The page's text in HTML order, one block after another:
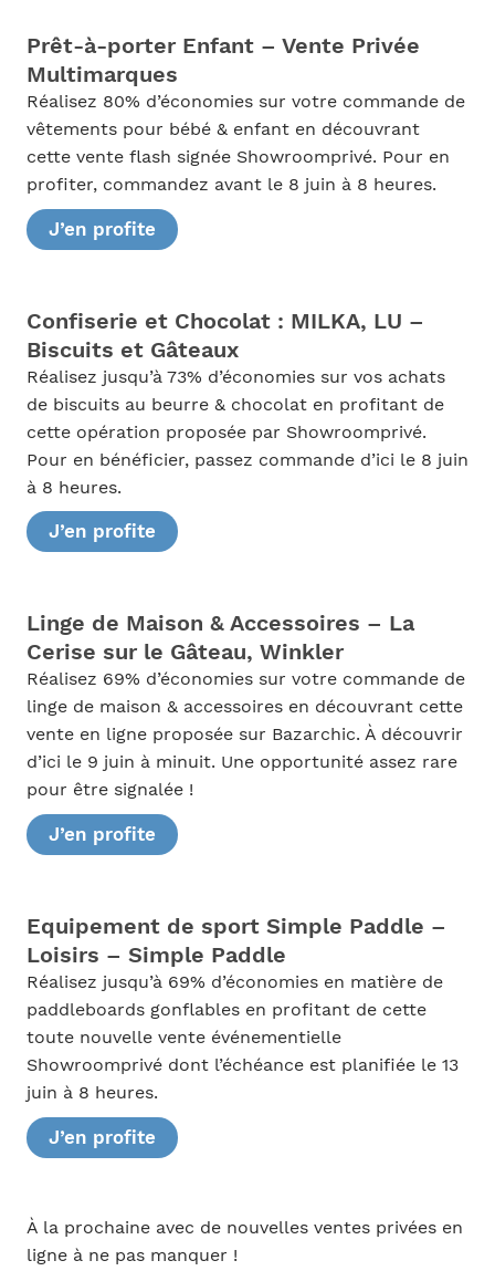
Prêt-à-porter Enfant – Vente Privée
Multimarques
Réalisez 80% d’économies sur votre commande de
vêtements pour bébé & enfant en découvrant
cette vente flash signée Showroomprivé. Pour en
profiter, commandez avant le 8 juin à 8 heures.
J’en profite
Confiserie et Chocolat : MILKA, LU –
Biscuits et Gâteaux
Réalisez jusqu’à 73% d’économies sur vos achats
de biscuits au beurre & chocolat en profitant de
cette opération proposée par Showroomprivé.
Pour en bénéficier, passez commande d’ici le 8 juin
à 8 heures.
J’en profite
Linge de Maison & Accessoires – La
Cerise sur le Gâteau, Winkler
Réalisez 69% d’économies sur votre commande de
linge de maison & accessoires en découvrant cette
vente en ligne proposée sur Bazarchic. À découvrir
d’ici le 9 juin à minuit. Une opportunité assez rare
pour être signalée !
J’en profite
Equipement de sport Simple Paddle –
Loisirs – Simple Paddle
Réalisez jusqu’à 69% d’économies en matière de
paddleboards gonflables en profitant de cette
toute nouvelle vente événementielle
Showroomprivé dont l’échéance est planifiée le 13
juin à 8 heures.
J’en profite
À la prochaine avec de nouvelles ventes privées en
ligne à ne pas manquer !